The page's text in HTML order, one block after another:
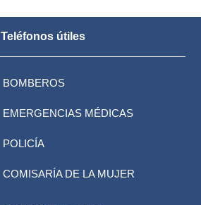
Teléfonos útiles
BOMBEROS
EMERGENCIAS MÉDICAS
POLICÍA
COMISARÍA DE LA MUJER